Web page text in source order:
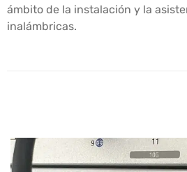
ámbito de la instalación y la
inalámbricas.